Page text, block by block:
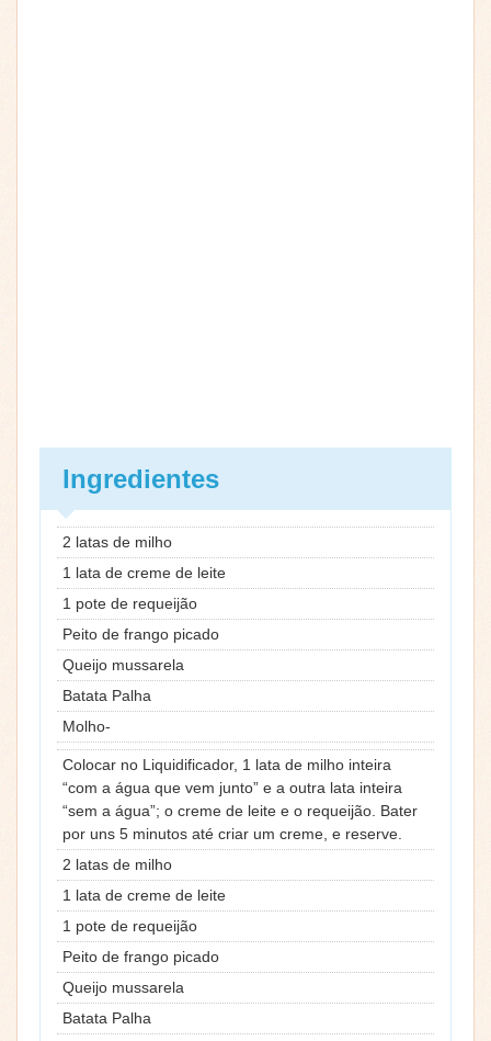
Ingredientes
2 latas de milho
1 lata de creme de leite
1 pote de requeijão
Peito de frango picado
Queijo mussarela
Batata Palha
Molho-
Colocar no Liquidificador, 1 lata de milho inteira
“com a água que vem junto” e a outra lata inteira
“sem a água”; o creme de leite e o requeijão. Bater
por uns 5 minutos até criar um creme, e reserve.
2 latas de milho
1 lata de creme de leite
1 pote de requeijão
Peito de frango picado
Queijo mussarela
Batata Palha